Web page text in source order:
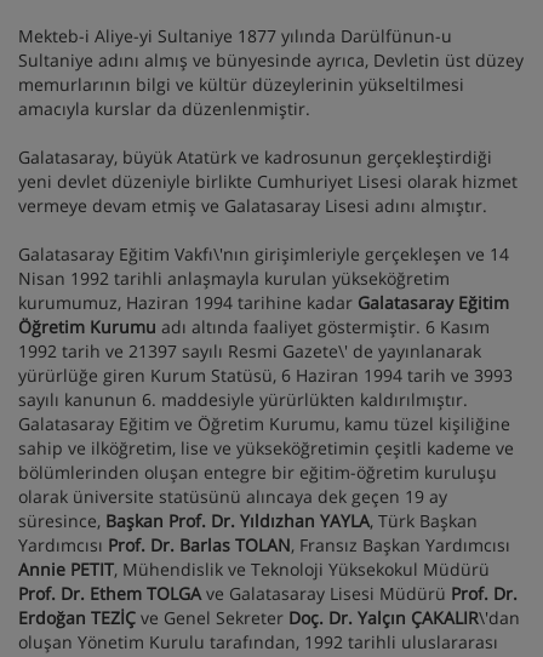
Mekteb-i Aliye-yi Sultaniye 1877 yılında Darülfünun-u
Sultaniye adını almış ve bünyesinde ayrıca, Devletin üst düzey
memurlarının bilgi ve kültür düzeylerinin yükseltilmesi
amacıyla kurslar da düzenlenmiştir.
Galatasaray, büyük Atatürk ve kadrosunun gerçekleştirdiği
yeni devlet düzeniyle birlikte Cumhuriyet Lisesi olarak hizmet
vermeye devam etmiş ve Galatasaray Lisesi adını almıştır.
Galatasaray Eğitim Vakfı\'nın girişimleriyle gerçekleşen ve 14
Nisan 1992 tarihli anlaşmayla kurulan yükseköğretim
kurumumuz, Haziran 1994 tarihine kadar Galatasaray Eğitim
Öğretim Kurumu adı altında faaliyet göstermiştir. 6 Kasım
1992 tarih ve 21397 sayılı Resmi Gazete\' de yayınlanarak
yürürlüğe giren Kurum Statüsü, 6 Haziran 1994 tarih ve 3993
sayılı kanunun 6. maddesiyle yürürlükten kaldırılmıştır.
Galatasaray Eğitim ve Öğretim Kurumu, kamu tüzel kişiliğine
sahip ve ilköğretim, lise ve yükseköğretimin çeşitli kademe ve
bölümlerinden oluşan entegre bir eğitim-öğretim kuruluşu
olarak üniversite statüsünü alıncaya dek geçen 19 ay
süresince, Başkan Prof. Dr. Yıldızhan YAYLA, Türk Başkan
Yardımcısı Prof. Dr. Barlas TOLAN, Fransız Başkan Yardımcısı
Annie PETIT, Mühendislik ve Teknoloji Yüksekokul Müdürü
Prof. Dr. Ethem TOLGAve Galatasaray Lisesi Müdürü Prof. Dr.
Erdoğan TEZİÇ ve Genel Sekreter Doç. Dr. Yalçın ÇAKALIR\'dan
oluşan Yönetim Kurulu tarafından, 1992 tarihli uluslararası